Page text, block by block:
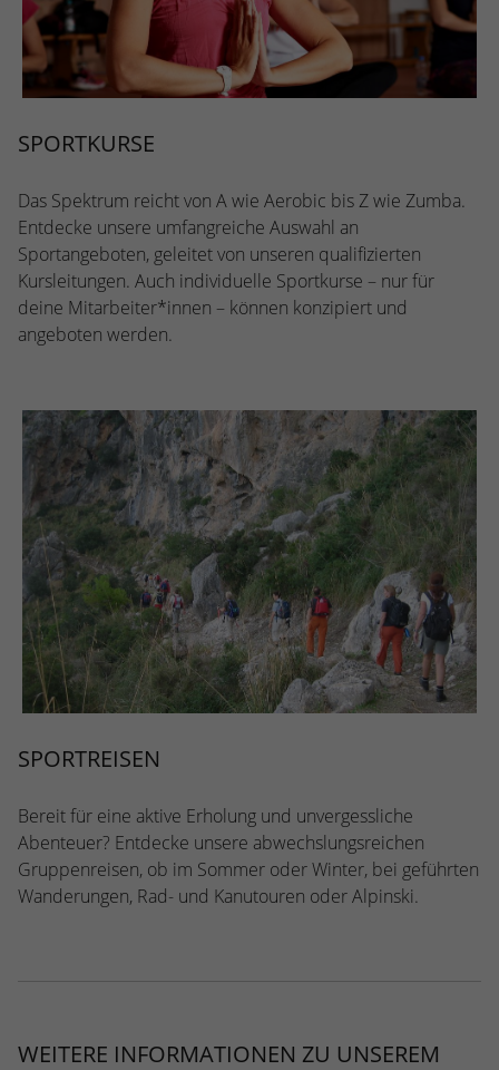
SPORTKURSE
Das Spektrum reicht von A wie Aerobic bis Z wie Zumba.
Entdecke unsere umfangreiche Auswahl an
Sportangeboten, geleitet von unseren qualifizierten
Kursleitungen. Auch individuelle Sportkurse – nur für
deine Mitarbeiter*innen – können konzipiert und
angeboten werden.
SPORTREISEN
Bereit für eine aktive Erholung und unvergessliche
Abenteuer? Entdecke unsere abwechslungsreichen
Gruppenreisen, ob im Sommer oder Winter, bei geführten
Wanderungen, Rad- und Kanutouren oder Alpinski.
WEITERE INFORMATIONEN ZU UNSEREM